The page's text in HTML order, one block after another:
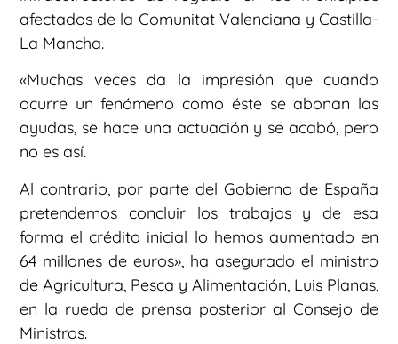
afectados de la Comunitat Valenciana y Castilla-
La Mancha.
«Muchas veces da la impresión que cuando
ocurre un fenómeno como éste se abonan las
ayudas, se hace una actuación y se acabó, pero
no es así.
Al contrario, por parte del Gobierno de España
pretendemos concluir los trabajos y de esa
forma el crédito inicial lo hemos aumentado en
64 millones de euros», ha asegurado el ministro
de Agricultura, Pesca y Alimentación, Luis Planas,
en la rueda de prensa posterior al Consejo de
Ministros.